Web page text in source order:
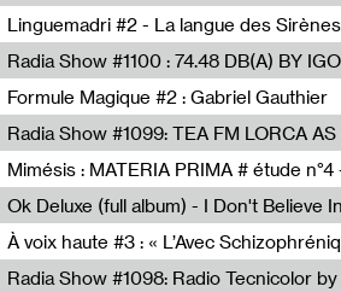
Revue Les Chambres,Hugo Pernet
Linguemadri #2 - La langue des Sirènes
Meris Angioletti
radio x
Formule Magique #2 : Gabriel Gauthier
Nathalie Lacroix,Gabriel Gauthier
TEAFM
Francesco Russo,Scuola della Crisi
À voix haute #3 : « L’Avec